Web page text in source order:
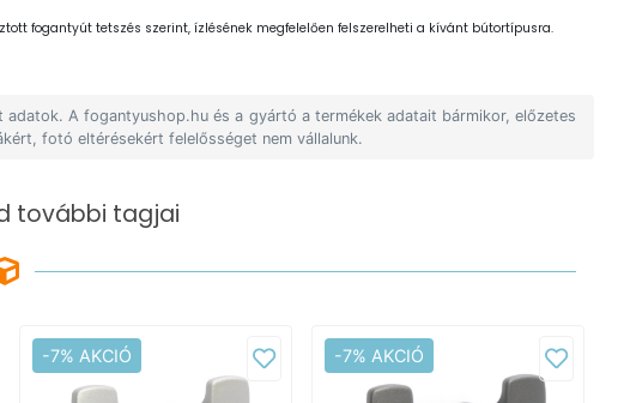
fogantyút tetszés szerint, ízlésének megfelelően felszerelheti a kívánt bútortípusra.
A fogantyushop.hu és a gyártó a termékek adatait bármikor, előzetes
fotó eltérésekért felelősséget nem vállalunk.
további tagjai
-7% AKCIÓ -7% AKCIÓ